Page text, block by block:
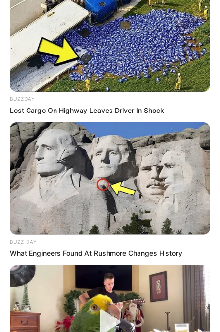
Como fazer o mosaico de sementes
em um vaso de planta
1 – Com o auxílio de um lápis, trace o desenho que
desejar no vaso de cerâmica. Use a criatividade!
BUZZDAY
Lost Cargo On Highway Leaves Driver In Shock
BUZZ DAY
What Engineers Found At Rushmore Changes History